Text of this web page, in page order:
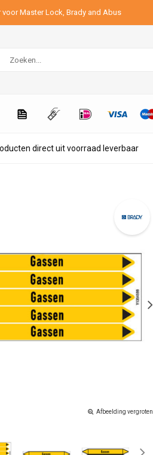
Master Lock, Brady and Abus
direct uit voorraad leverbaar
Afbeelding vergroten